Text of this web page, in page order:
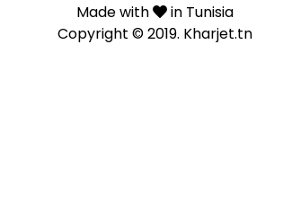
Made with
in Tunisia
Copyright © 2019. Kharjet.tn